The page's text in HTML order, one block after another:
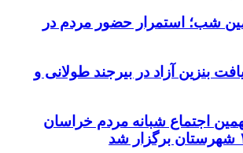
شب؛ استمرار حضور مردم در
بنزین آزاد در بیرجند طولانی و
اجتماع شبانه مردم خراسان